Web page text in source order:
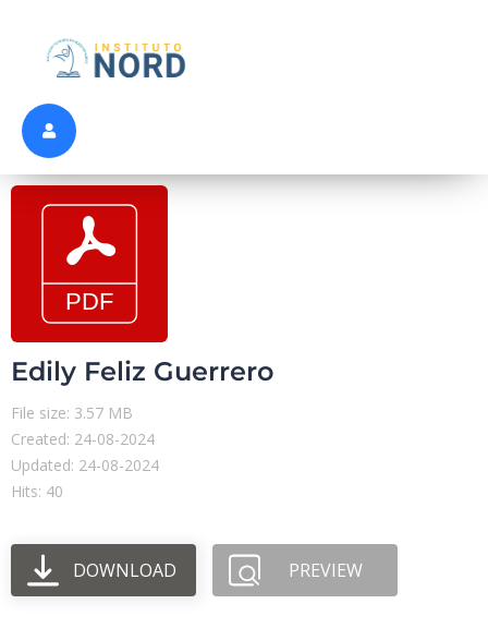
Edily Feliz Guerrero
File size: 3.57 MB
Created: 24-08-2024
Updated: 24-08-2024
Hits: 40
DOWNLOAD PREVIEW